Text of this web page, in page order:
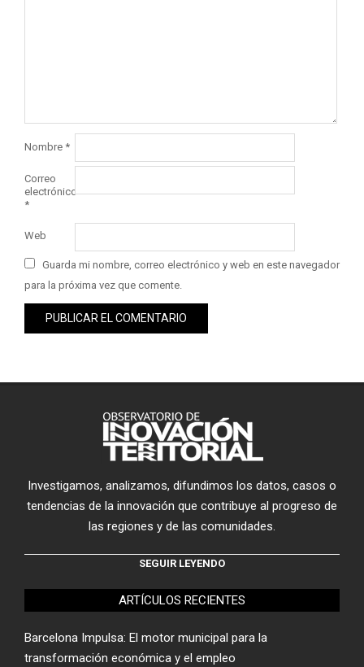
Nombre *
Correo
electrónico
*
Web
Guarda mi nombre, correo electrónico y web en este navegador
para la próxima vez que comente.
Investigamos, analizamos, difundimos los datos, casos o
tendencias de la innovación que contribuye al progreso de
las regiones y de las comunidades.
SEGUIR LEYENDO
ARTÍCULOS RECIENTES
Barcelona Impulsa: El motor municipal para la
transformación económica y el empleo